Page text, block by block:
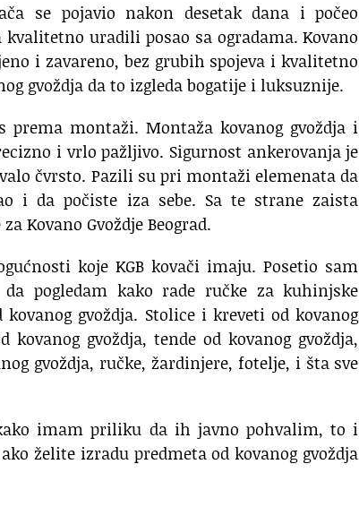
se pojavio nakon desetak dana i počeo
uradili posao sa ogradama. Kovano
i zavareno, bez grubih spojeva i kvalitetno
gvoždja da to izgleda bogatije i luksuznije.
montaži. Montaža kovanog gvoždja i
i vrlo pažljivo. Sigurnost ankerovanja je
čvrsto. Pazili su pri montaži elemenata da
i da počiste iza sebe. Sa te strane zaista
Kovano Gvoždje Beograd.
koje KGB kovači imaju. Posetio sam
pogledam kako rade ručke za kuhinjske
gvoždja. Stolice i kreveti od kovanog
gvoždja, tende od kovanog gvoždja,
gvoždja, ručke, žardinjere, fotelje, i šta sve
imam priliku da ih javno pohvalim, to i
želite izradu predmeta od kovanog gvoždja